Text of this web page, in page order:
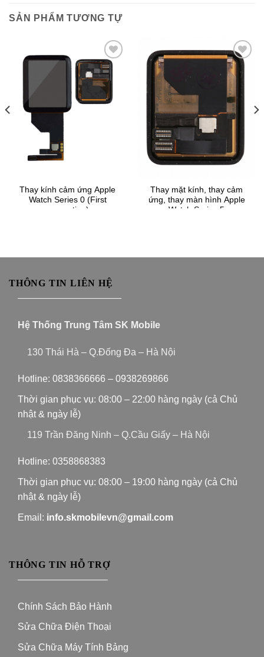
SẢN PHẨM TƯƠNG TỰ
Thay kính cảm ứng Apple
Watch Series 0 (First
generation)
Thay mặt kính, thay cảm
ứng, thay màn hình Apple
Watch Series 5
THÔNG TIN LIÊN HỆ
———————————
Hệ Thống Trung Tâm SK Mobile
130 Thái Hà – Q.Đống Đa – Hà Nội
Hotline: 0838366666 – 0938269866
Thời gian phục vụ: 08:00 – 22:00 hàng ngày (cả Chủ
nhật & ngày lễ)
119 Trần Đăng Ninh – Q.Cầu Giấy – Hà Nội
Hotline: 0358868383
Thời gian phục vụ: 08:00 – 19:00 hàng ngày (cả Chủ
nhật & ngày lễ)
Email: info.skmobilevn@gmail.com
THÔNG TIN HỖ TRỢ
—————————–
Chính Sách Bảo Hành
Sửa Chữa Điện Thoại
Sửa Chữa Máy Tính Bảng